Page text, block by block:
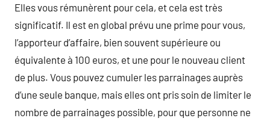
Elles vous rémunèrent pour cela, et cela est très
significatif. Il est en global prévu une prime pour vous,
l’apporteur d’affaire, bien souvent supérieure ou
équivalente à 100 euros, et une pour le nouveau client
de plus. Vous pouvez cumuler les parrainages auprès
d’une seule banque, mais elles ont pris soin de limiter le
nombre de parrainages possible, pour que personne ne